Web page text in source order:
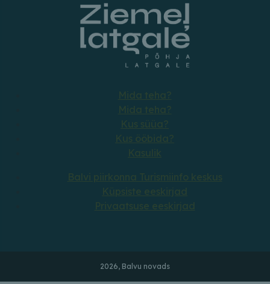
Mida teha?
Mida teha?
Kus ööbida?
Kasulik
Balvi piirkonna Turismiinfo keskus
Küpsiste eeskirjad
Privaatsuse eeskirjad
2026, Balvu novads